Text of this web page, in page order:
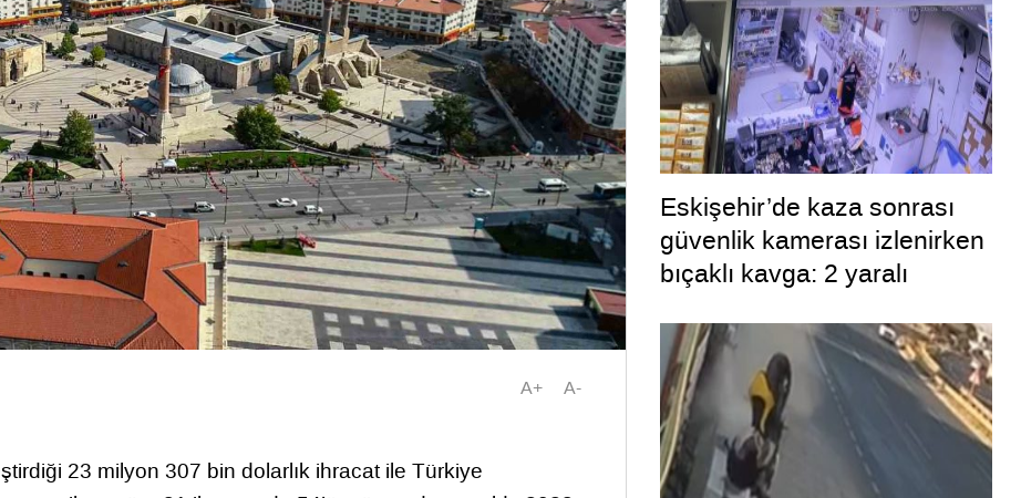
A+ A-
23 milyon 307 bin dolarlık ihracat ile Türkiye
Eskişehir’de kaza sonrası
güvenlik kamerası izlenirken
bıçaklı kavga: 2 yaralı